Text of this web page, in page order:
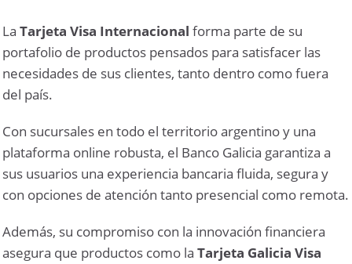
LaTarjeta Visa Internacional forma parte de su
portafolio de productos pensados para satisfacer las
necesidades de sus clientes, tanto dentro como fuera
del país.
Con sucursales en todo el territorio argentino y una
plataforma online robusta, el Banco Galicia garantiza a
sus usuarios una experiencia bancaria fluida, segura y
con opciones de atención tanto presencial como remota.
Además, su compromiso con la innovación financiera
asegura que productos como laTarjeta Galicia Visa